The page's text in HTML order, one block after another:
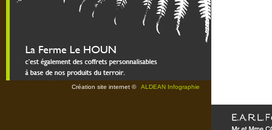
Création site internet © ALDEAN Infographie